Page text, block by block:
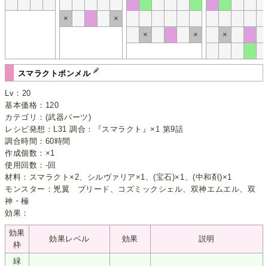
×
×
×
× ×
スマラクトポンメル
Lv：20
基本価格：120
カテゴリ：(武器パーツ)
レシピ発想：L31 調合：『スマラクト』×1 第9話
調合時間：60時間
作成個数：×1
使用回数：-回
材料：スマラクト×2、シルヴァリア×1、(宝石)×1、(中和剤)×1
モンスター：兇翼 ブリード、コズミックシェル、双神エムエル、双
神・極
効果：
効果
枠
効果レベル 効果 説明
緑